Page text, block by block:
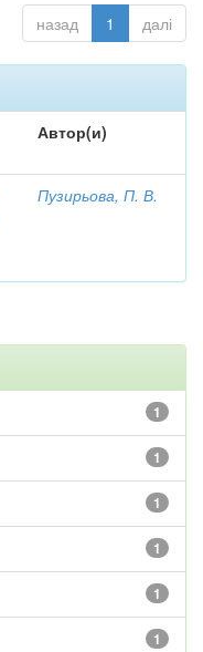
назад 1 далі
Автор(и)
Пузирьова, П. В.
1
1
1
1
1
1